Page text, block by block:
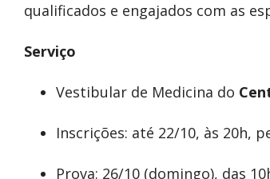
qualificados e engajados com as
Serviço
Vestibular de Medicina do
Inscrições: até 22/10, às 20h,
Prova: 26/10 (domingo), das